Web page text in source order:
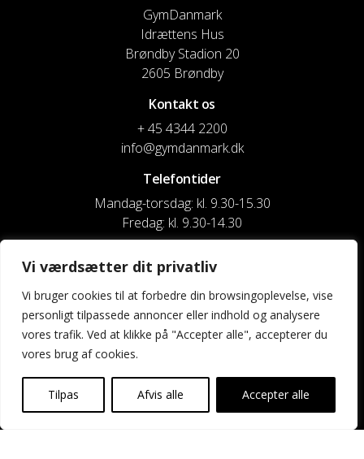
Vi værdsætter dit privatliv
Vi bruger cookies til at forbedre din browsingoplevelse, vise
personligt tilpassede annoncer eller indhold og analysere
vores trafik. Ved at klikke på "Accepter alle", accepterer du
vores brug af cookies.
Tilpas Afvis alle Accepter alle
GymDanmark
Idrættens Hus
Brøndby Stadion 20
2605 Brøndby
Kontakt os
+ 45 4344 2200
info@gymdanmark.dk
Telefontider
Mandag-torsdag: kl. 9.30-15.30
Fredag: kl. 9.30-14.30
CVR nr. 20916818
Reg. & Kontonr.: 4180 3119119022
Privatlivspolitik og cookies
Kontakt os
Kalender